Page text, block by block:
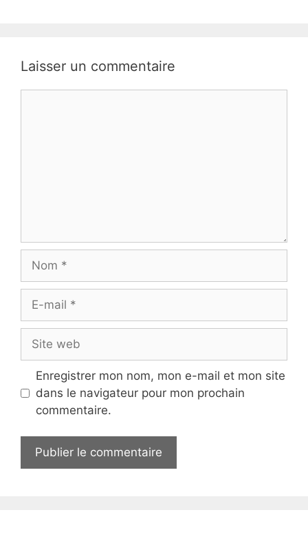
Laisser un commentaire
mail
web
Enregistrer mon nom, mon e-mail et mon site
dans le navigateur pour mon prochain
commentaire.